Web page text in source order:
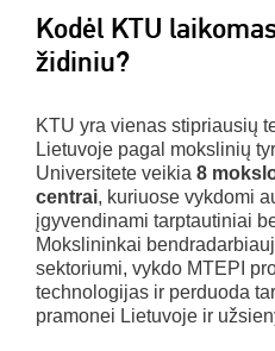
Kodėl KTU
židiniu?
KTU yra vienas stipriausių
Lietuvoje pagal mokslinių
Universitete veikia 8
centrai, kuriuose vykdomi
įgyvendinami tarptautiniai
Mokslininkai
sektoriumi, vykdo MTEPI
technologijas ir perduoda
pramonei Lietuvoje ir